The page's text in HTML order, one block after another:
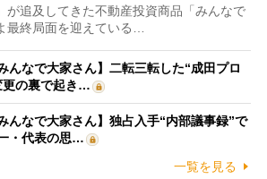
追及してきた不動産投資商品「みんなで
最終局面を迎えている…
んなで大家さん】二転三転した“成田プロ
更の裏で起き…
んなで大家さん】独占入手“内部議事録”で
・代表の思…
一覧を見る